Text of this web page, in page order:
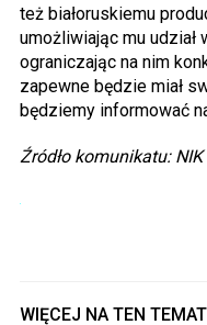
też białoruskiemu
umożliwiając mu udział
ograniczając na nim
zapewne będzie miał
będziemy informować
Źródło komunikatu: NIK